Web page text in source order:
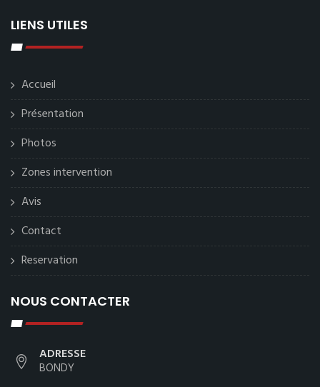
LIENS UTILES
Accueil
Présentation
Photos
Zones intervention
Avis
Contact
Reservation
NOUS CONTACTER
ADRESSE
BONDY